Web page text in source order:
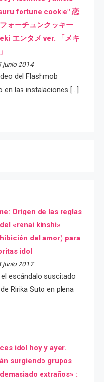
fortune cookie" 恋
ォーチュンクッキー
エンタメ ver. 「メキ
junio 2014
del Flashmob
en las instalaciones […]
Orígen de las reglas
«renai kinshi»
del amor) para
idol
junio 2017
el escándalo suscitado
Ririka Suto en plena
idol hoy y ayer.
surgiendo grupos
extraños» :